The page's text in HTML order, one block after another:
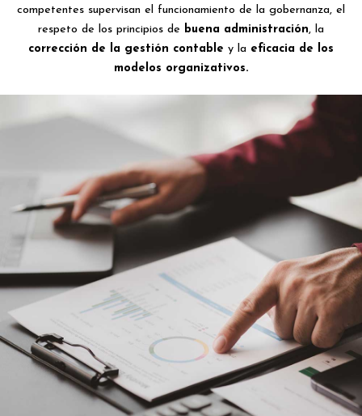
competentes supervisan el funcionamiento de la gobernanza, el
respeto de los principios de buena administración, la
corrección de la gestión contable y la eficacia de los
modelos organizativos.